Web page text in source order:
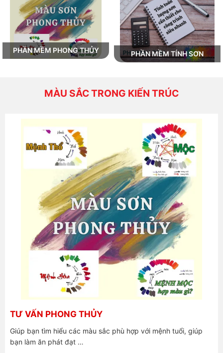
PHẦN MỀM PHONG THỦY PHẦN MỀM TÍNH SƠN
MÀU SẮC TRONG KIẾN TRÚC
TƯ VẤN PHONG THỦY
Giúp bạn tìm hiểu các màu sắc phù hợp với mệnh tuổi, giúp
bạn làm ăn phát đạt …